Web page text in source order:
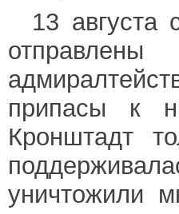
13 августа
припасы к
Кронштадт
уничтожили